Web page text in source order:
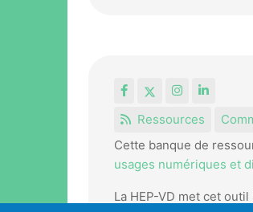
FacebookInstagram
LinkedIn
Ressources
Cette banque de
usages numériques et
La HEP-VD met cet